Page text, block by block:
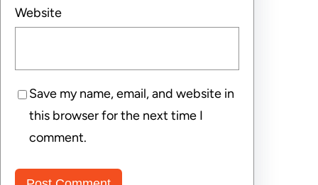
Website
Save my name, email, and website in
this browser for the next time I
comment.